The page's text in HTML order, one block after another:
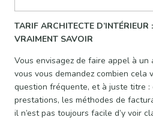
TARIF ARCHITECTE D’INTÉRIEUR
VRAIMENT SAVOIR
Vous envisagez de faire appel à un
vous vous demandez combien cela
question fréquente, et à juste titre
prestations, les méthodes de
il n’est pas toujours facile d’y voir